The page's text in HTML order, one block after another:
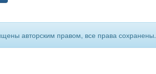
авторским правом, все права сохранены.